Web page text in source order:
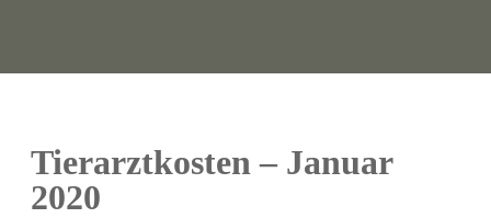
Tierarztkosten – Januar
2020